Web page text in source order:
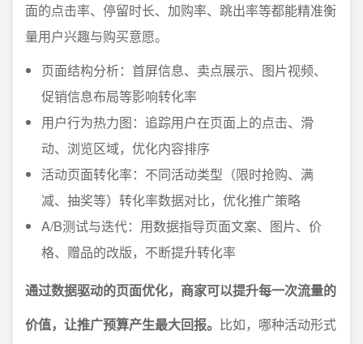
面的点击率、停留时长、加购率、跳出率等都能精准衡
量用户兴趣与购买意愿。
页面结构分析：首屏信息、卖点展示、图片视频、
促销信息布局等影响转化率
用户行为热力图：追踪用户在页面上的点击、滑
动、浏览区域，优化内容排序
活动页面转化率：不同活动类型（限时抢购、满
减、抽奖等）转化率数据对比，优化推广策略
A/B测试与迭代：用数据指导页面文案、图片、价
格、赠品的改版，不断提升转化率
通过数据驱动的页面优化，商家可以提升每一次流量的
价值，让推广预算产生最大回报。 比如，哪种活动形式